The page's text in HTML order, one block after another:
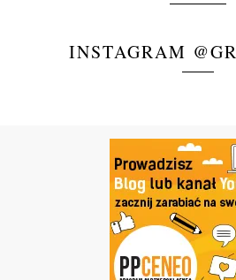
INSTAGRAM